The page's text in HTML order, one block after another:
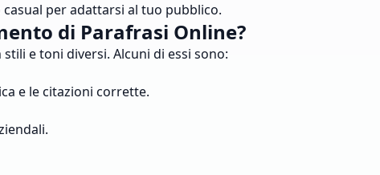
per adattarsi al tuo pubblico.
di Parafrasi Online?
e toni diversi. Alcuni di essi sono:
e le citazioni corrette.